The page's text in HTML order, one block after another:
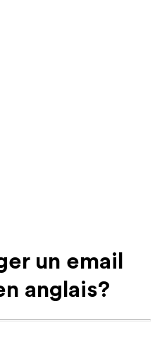
un email
anglais?